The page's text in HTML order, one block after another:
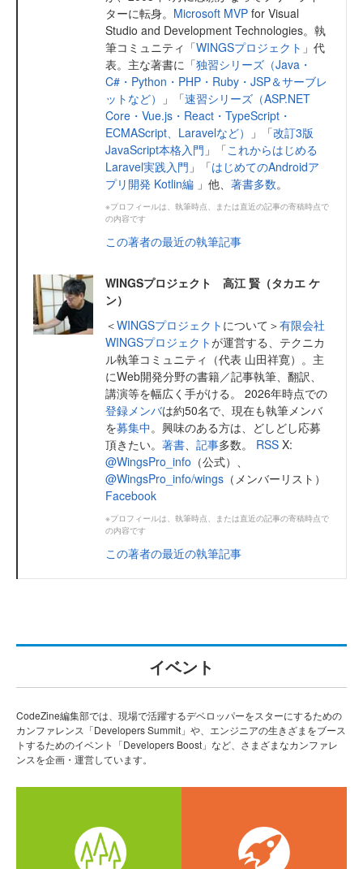
ターに転身。 Microsoft MVP for Visual
Studio and Development Technologies。執
筆コミュニティ「WINGSプロジェクト 」代
表。主な著書に「独習シリーズ（Java・
C#・Python・PHP・Ruby・JSP＆サーブレ
ットなど）
」「速習シリーズ（ASP.NET
Core・Vue.js・React・TypeScript・
ECMAScript、Laravelなど）
」「改訂3版
JavaScript本格入門 」「これからはじめる
Laravel実践入門 」「はじめてのAndroidア
プリ開発 Kotlin編 」他、 著書多数。
※プロフィールは、執筆時点、または直近の記事の寄稿時点で
の内容です
この著者の最近の執筆記事
WINGSプロジェクト 高江 賢（タカエ ケ
ン）
＜WINGSプロジェクト について＞有限会社
WINGSプロジェクトが運営する、テクニカ
ル執筆コミュニティ（代表 山田祥寛）。主
にWeb開発分野の書籍／記事執筆、翻訳、
講演等を幅広く手がける。 2026年時点での
登録メンバは約50名で、現在も執筆メンバ
を募集中。興味のある方は、どしどし応募
頂きたい。 著書 記事多数。 RSS X:
@WingsPro_info （公式）、
@WingsPro_info/wings （メンバーリスト）
Facebook
※プロフィールは、執筆時点、または直近の記事の寄稿時点で
の内容です
この著者の最近の執筆記事
イベント
CodeZine編集部では、現場で活躍するデベロッパーをスターにするための
カンファレンス「Developers Summit」や、エンジニアの生きざまをブース
トするためのイベント「Developers Boost」など、さまざまなカンファレ
ンスを企画・運営しています。